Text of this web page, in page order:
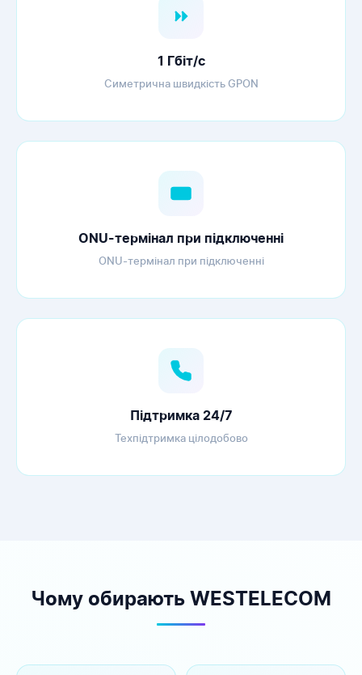
1 Гбіт/с
Симетрична швидкість GPON
ONU-термінал при підключенні
ONU-термінал при підключенні
Підтримка 24/7
Техпідтримка цілодобово
Чому обирають WESTELECOM